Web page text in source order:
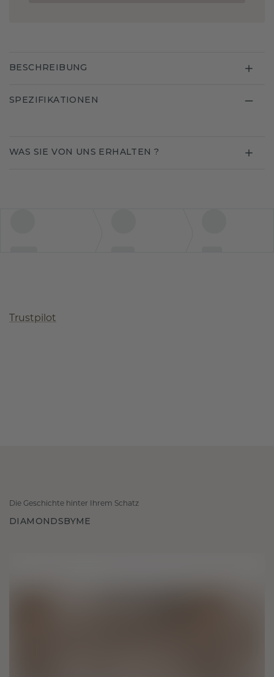
BESCHREIBUNG
SPEZIFIKATIONEN
WAS SIE VON UNS ERHALTEN ?
Trustpilot
Die Geschichte hinter Ihrem Schatz
DIAMONDSBYME